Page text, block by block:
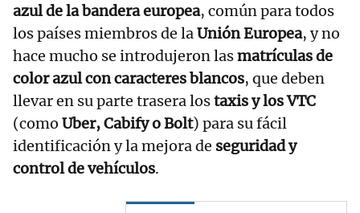
azul de la bandera europea, común para todos
los países miembros de laUnión Europea, y no
hace mucho se introdujeron lasmatrículas de
color azul con caracteres blancos, que deben
llevar en su parte trasera lostaxis y los VTC
(como Uber, Cabify o Bolt) para su fácil
identificación y la mejora de seguridad y
control de vehículos.